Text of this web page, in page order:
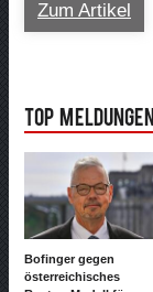
Zum Artikel
Top Meldungen
Bofinger gegen
österreichisches